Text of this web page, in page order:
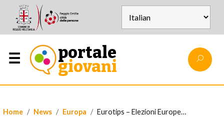
portale
giovani
Home News Europa Eurotips – Elezioni Europee 2024